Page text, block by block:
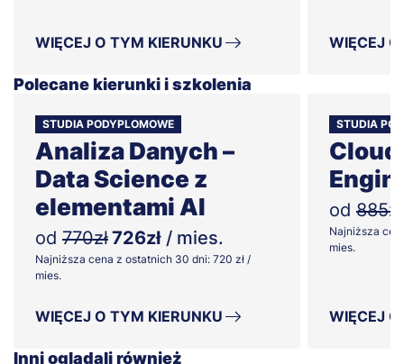
WIĘCEJ O TYM KIERUNKU WIĘCEJ
Polecane kierunki i szkolenia
STUDIA PODYPLOMOWE
Analiza Danych –
Data Science z
elementami AI
od 770zł726zł / mies.
Najniższa cena z ostatnich 30 dni: 720 zł /
mies.
WIĘCEJ O TYM KIERUNKU
STUDIA
Cloud
od 885zł
Najniższa
mies.
WIĘCEJ
Inni oglądali również